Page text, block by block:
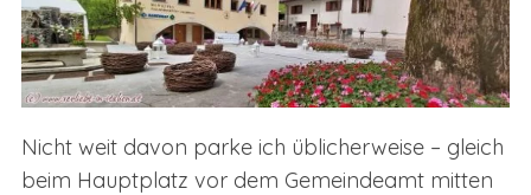
Nicht weit davon parke ich üblicherweise – gleich
beim Hauptplatz vor dem Gemeindeamt mitten